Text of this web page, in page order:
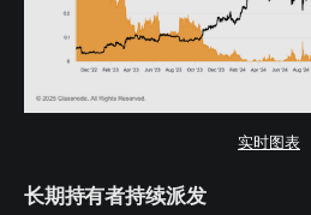
实时图表
长期持有者持续派发